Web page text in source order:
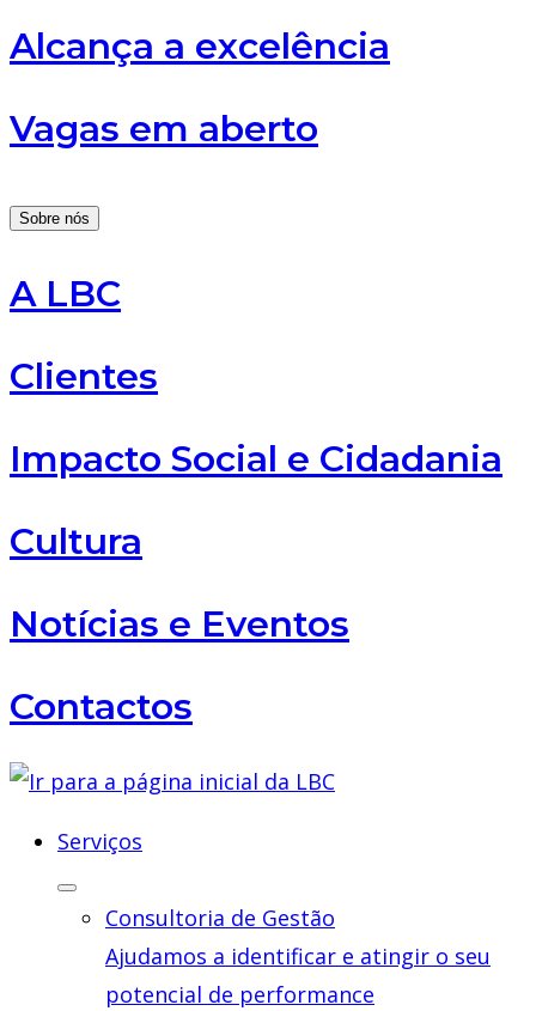
Alcança a excelência
Vagas em aberto
Sobre nós
A LBC
Clientes
Impacto Social e Cidadania
Cultura
Notícias e Eventos
Contactos
Serviços
Consultoria de Gestão
Ajudamos a identificar e atingir o seu
potencial de performance